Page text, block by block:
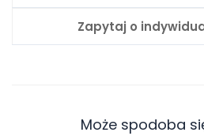
Zapytaj o
Może spodoba